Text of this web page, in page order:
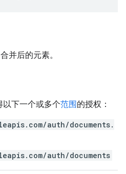
并后的元素。
下一个或多个范围的授权：
auth/documents.
auth/documents